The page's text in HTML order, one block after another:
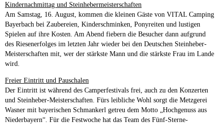
Kindernachmittag und Steinhebermeisterschaften
Am Samstag, 16. August, kommen die kleinen Gäste von VITAL Camping
Bayerbach bei Zaubereien, Kinderschminken, Ponyreiten und lustigen
Spielen auf ihre Kosten. Am Abend fiebern die Besucher dann aufgrund
des Riesenerfolges im letzten Jahr wieder bei den Deutschen Steinheber-
Meisterschaften mit, wer der stärkste Mann und die stärkste Frau im Lande
wird.
Freier Eintritt und Pauschalen
Der Eintritt ist während des Camperfestivals frei, auch zu den Konzerten
und Steinheber-Meisterschaften. Fürs leibliche Wohl sorgt die Metzgerei
Wasner mit bayerischen Schmankerl getreu dem Motto „Hochgenuss aus
Niederbayern“. Für die Festwoche hat das Team des Fünf-Sterne-